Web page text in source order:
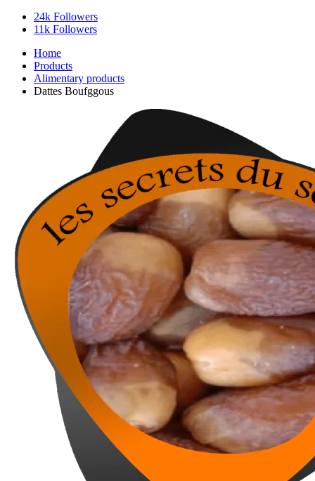
24k Followers
11k Followers
Home
Products
Alimentary products
Dattes Boufggous